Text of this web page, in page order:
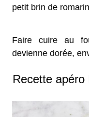
petit brin de
Faire cuire au
devienne dorée,
Recette